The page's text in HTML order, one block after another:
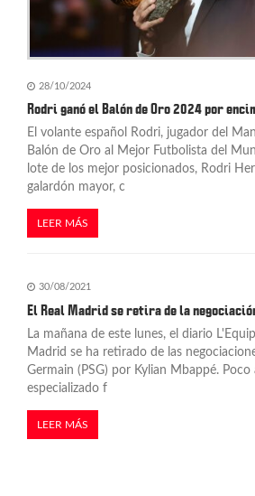
28/10/2024
Rodri ganó el Balón de Oro 2024 por
El volante español Rodri, jugador del
Balón de Oro al Mejor Futbolista del
lote de los mejor posicionados, Rodri
galardón mayor, c
LEER MÁS
30/08/2021
El Real Madrid se retira de la
La mañana de este lunes, el diario
Madrid se ha retirado de las
Germain (PSG) por Kylian Mbappé.
especializado f
LEER MÁS